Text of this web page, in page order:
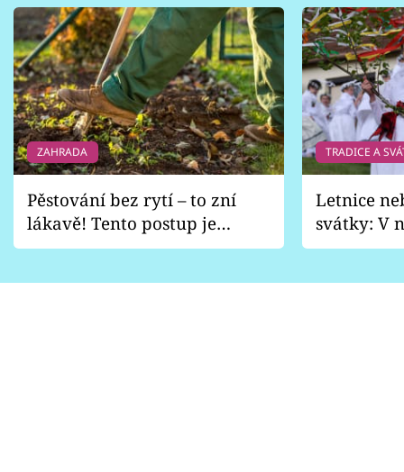
ZAHRADA
Pěstování bez rytí – to zní
lákavě! Tento postup je
vhodný jen pro některé
TRADICE A
Letnice
svátky: V
pondělí